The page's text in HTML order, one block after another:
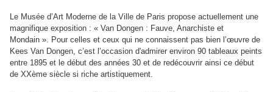
Le Musée d’Art Moderne de la Ville de Paris propose actuellement une
magnifique exposition : « Van Dongen : Fauve, Anarchiste et
Mondain ». Pour celles et ceux qui ne connaissent pas bien l’œuvre de
Kees Van Dongen, c’est l’occasion d'admirer environ 90 tableaux peints
entre 1895 et le début des années 30 et de redécouvrir ainsi ce début
de XXème siècle si riche artistiquement.